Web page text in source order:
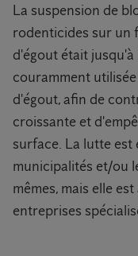
La suspension de
rodenticides sur un
d'égout était
couramment
d'égout, afin de
croissante et
surface. La lutte est
municipalités et/ou
mêmes, mais elle
entreprises